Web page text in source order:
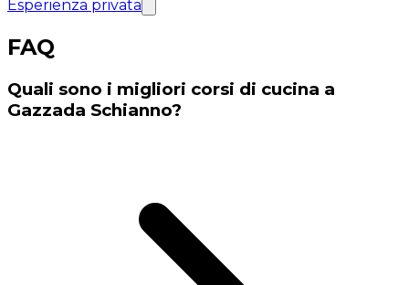
Esperienza privata
FAQ
Quali sono i migliori corsi di cucina a
Gazzada Schianno?